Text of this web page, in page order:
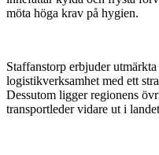
möta höga krav på hygien.
Staffanstorp erbjuder
logistikverksamhet med ett
Dessutom ligger regionens
transportleder vidare ut i